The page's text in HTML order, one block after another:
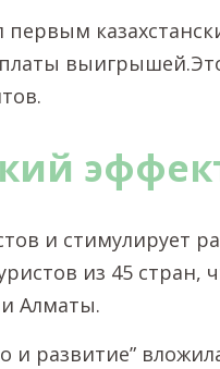
первым
и стимулирует
из 45 стран,
и Алматы.
и развитие”